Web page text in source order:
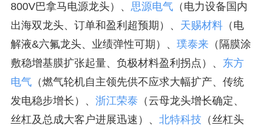
800V巴拿马电源龙头）、 思源电气（电力设备国内
出海双龙头、订单和盈利超预期）、 天赐材料（电
解液&六氟龙头、业绩弹性可期）、 璞泰来（隔膜涂
敷稳增基膜扩张起量、负极材料盈利拐点）、 东方
电气（燃气轮机自主领先供不应求大幅扩产、传统
发电稳步增长）、 浙江荣泰（云母龙头增长确定、
丝杠及总成大客户进展迅速）、 北特科技 （丝杠头